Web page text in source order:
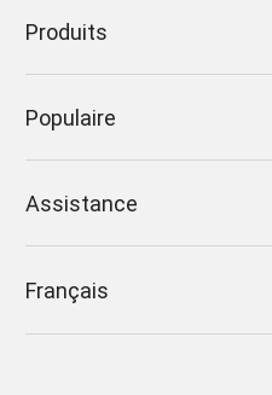
Produits
Populaire
Assistance
Français